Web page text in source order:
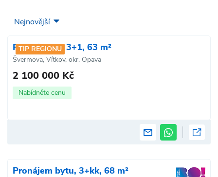
TIP REGIONU
Prodej bytu, 3+1, 63 m²
Švermova, Vítkov, okr. Opava
2 100 000 Kč
Nabídněte cenu
Pronájem bytu, 3+kk, 68 m²